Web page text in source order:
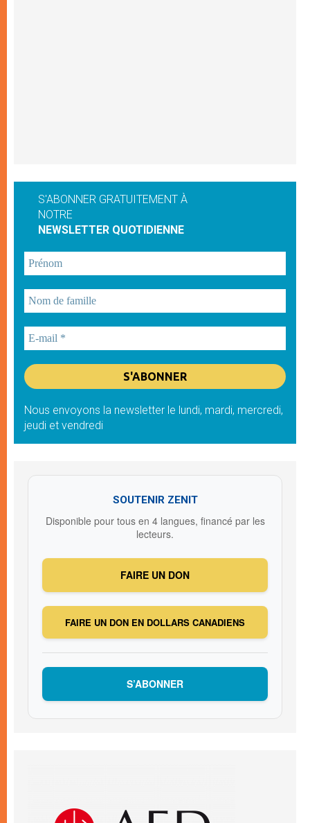
S'ABONNER GRATUITEMENT À
NOTRE
NEWSLETTER QUOTIDIENNE
Nous envoyons la newsletter le lundi, mardi, mercredi,
jeudi et vendredi
SOUTENIR ZENIT
Disponible pour tous en 4 langues, financé par les
lecteurs.
FAIRE UN DON
FAIRE UN DON EN DOLLARS CANADIENS
S’ABONNER